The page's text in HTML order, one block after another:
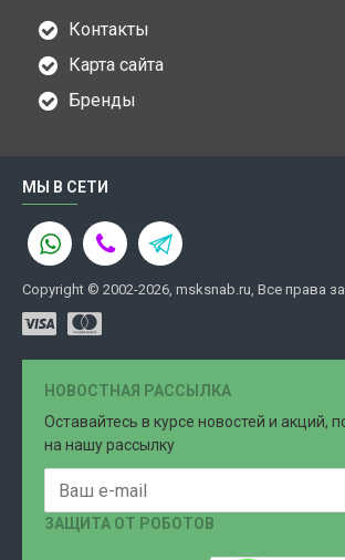
Контакты
Карта сайта
Бренды
МЫ В СЕТИ
Copyright © 2002-2026, msksnab.ru, Все права
НОВОСТНАЯ РАССЫЛКА
Оставайтесь в курсе новостей и акций,
на нашу рассылку
ЗАЩИТА ОТ РОБОТОВ